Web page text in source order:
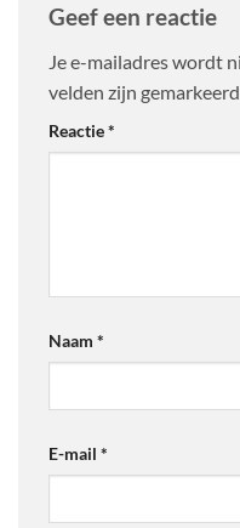
Geef een reactie
Je e-mailadres wordt
velden zijn
Reactie*
Naam *
E-mail *